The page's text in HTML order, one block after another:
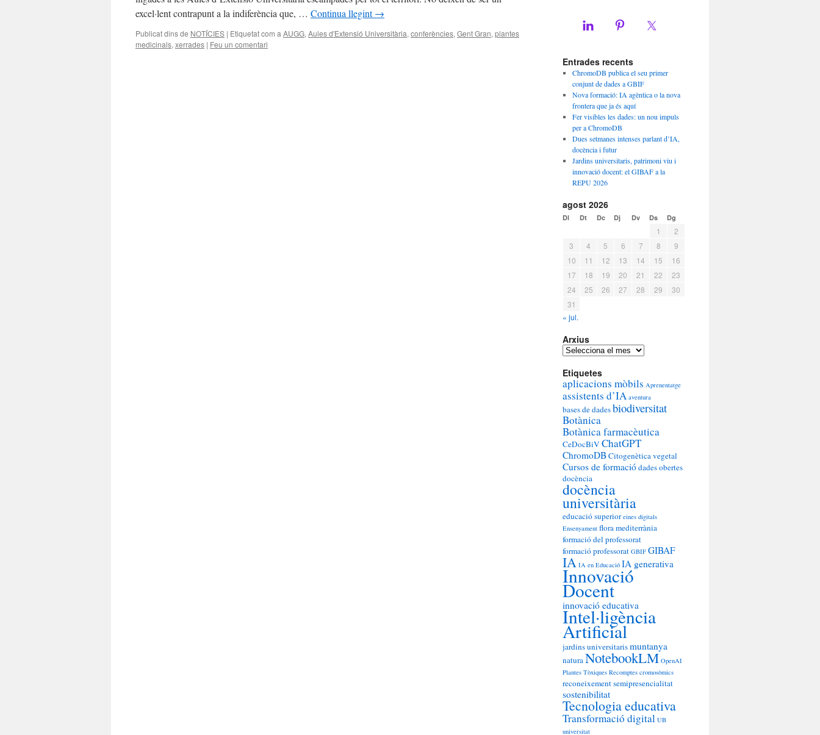
excel·lent contrapunt a la indiferència que, … Continua llegint→
Publicat dins de NOTÍCIES | Etiquetat com a AUGG, Aules d'Extensió Universitària, conferències, Gent Gran, plantes
medicinals, xerrades | Feu un comentari
Entrades recents
ChromoDB publica el seu primer
conjunt de dades a GBIF
Nova formació: IA agèntica o la nova
frontera que ja és aquí
Fer visibles les dades: un nou impuls
per a ChromoDB
Dues setmanes intenses parlant d’IA,
docència i futur
Jardins universitaris, patrimoni viu i
innovació docent: el GIBAF a la
REPU 2026
agost 2026
Dl Dt Dc Dj Dv Ds Dg
1
2
3
4 5 6 7 8
9
10
11 12 13 14 15
16
17
18 19 20 21 22
23
24
25 26 27 28 29
30
31
« jul.
Arxius
Arxius
Etiquetes
aplicacions mòbils Aprenentatge
assistents d’IA aventura
bases de dadesbiodiversitat
Botànica
Botànica farmacèutica
CeDocBiV ChatGPT
ChromoDBCitogenètica vegetal
Cursos de formaciódades obertes
docència
docència
universitària
educació superior eines digitals
Ensenyament flora mediterrània
formació del professorat
formació professorat GBIF GIBAF
IA IA en Educació IA generativa
Innovació
Docent
innovació educativa
Intel·ligència
Artificial
jardins universitarismuntanya
naturaNotebookLM OpenAI
Plantes Tòxiques Recomptes cromosòmics
reconeixementsemipresencialitat
sostenibilitat
Tecnologia educativa
Transformació digital UB
universitat